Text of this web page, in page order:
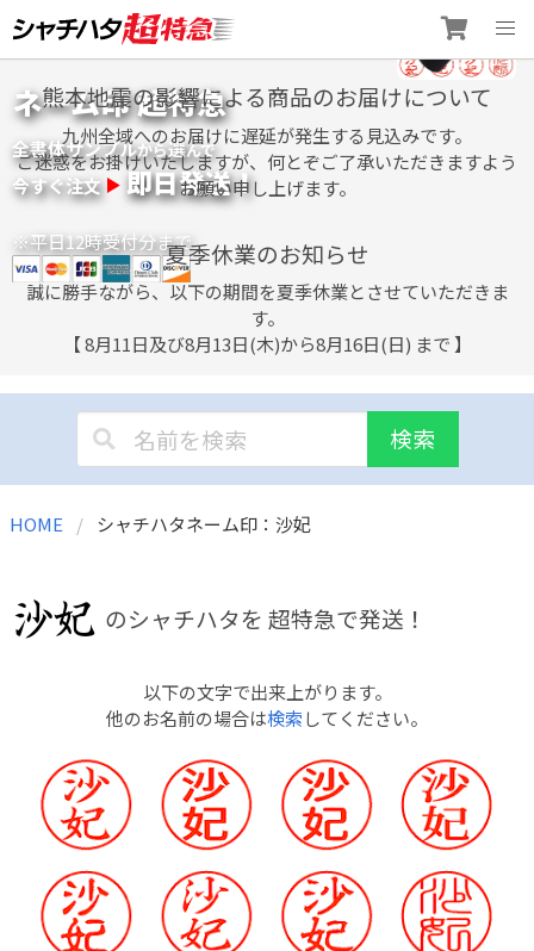
to
content
ネーム印 超特急
全書体サンプルから選んで
今すぐ注文 即日発送！
※平日12時受付分まで
熊本地震の影響による商品のお届けについて
九州全域へのお届けに遅延が発生する見込みです。
ご迷惑をお掛けいたしますが、何とぞご了承いただきますよう
お願い申し上げます。
夏季休業のお知らせ
誠に勝手ながら、以下の期間を夏季休業とさせていただきま
す。
【 8月11日及び8月13日(木)から8月16日(日) まで 】
検索
HOME シャチハタネーム印：沙妃
のシャチハタを 超特急で発送！
以下の文字で出来上がります。
他のお名前の場合は検索してください。